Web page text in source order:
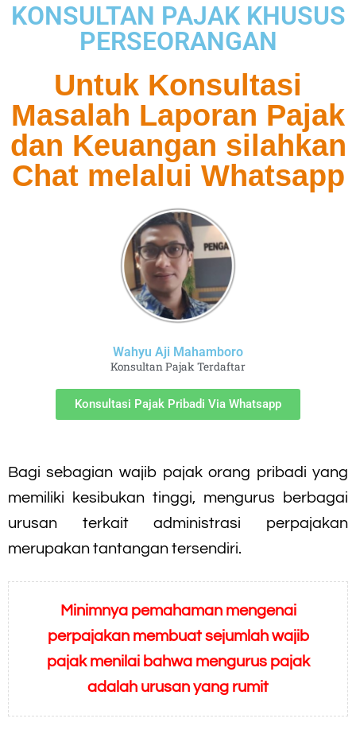
KONSULTAN PAJAK KHUSUS
PERSEORANGAN
Untuk Konsultasi
Masalah Laporan Pajak
dan Keuangan silahkan
Chat melalui Whatsapp
Wahyu Aji Mahamboro
Konsultan Pajak Terdaftar
Konsultasi Pajak Pribadi Via Whatsapp
Bagi sebagian wajib pajak orang pribadi yang
memiliki kesibukan tinggi, mengurus berbagai
urusan terkait administrasi perpajakan
merupakan tantangan tersendiri.
Minimnya pemahaman mengenai
perpajakan membuat sejumlah wajib
pajak menilai bahwa mengurus pajak
adalah urusan yang rumit